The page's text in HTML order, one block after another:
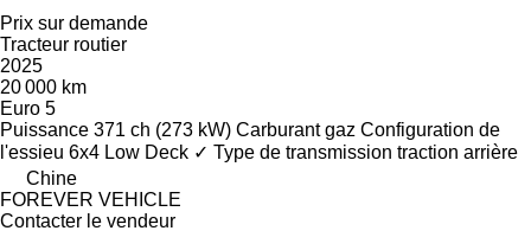
Prix sur demande
Tracteur routier
2025
20 000 km
Euro 5
Puissance 371 ch (273 kW) Carburant gaz Configuration de
l'essieu 6x4 Low Deck ✓ Type de transmission traction arrière
Chine
FOREVER VEHICLE
Contacter le vendeur